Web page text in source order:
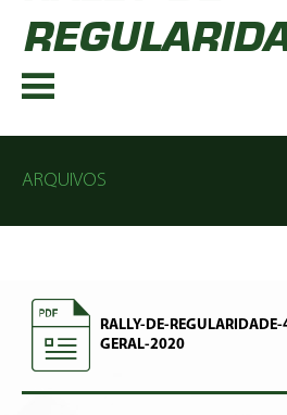
ARQUIVOS
RALLY-DE-
GERAL-2020